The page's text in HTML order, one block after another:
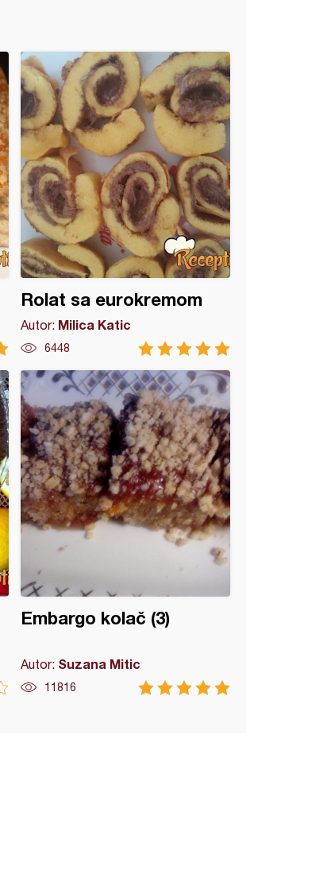
Rolat sa eurokremom
Autor: Milica Katic
6448
Embargo kolač (3)
Autor: Suzana Mitic
11816